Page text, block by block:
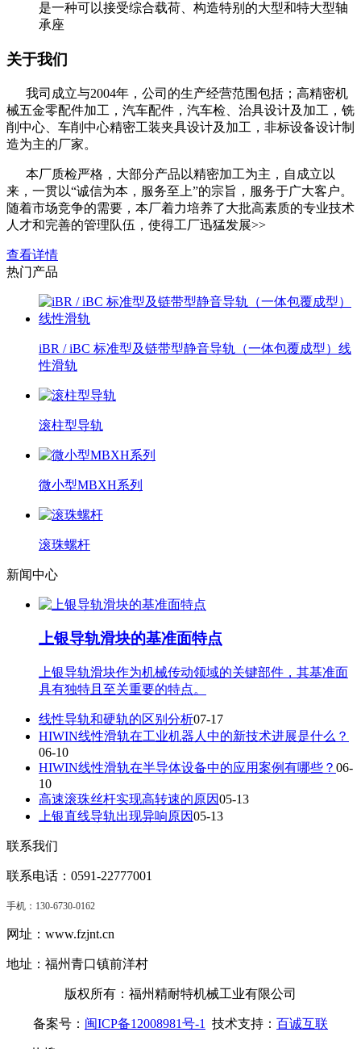
是一种可以接受综合载荷、构造特别的大型和特大型轴
承座
关于我们
我司成立与2004年，公司的生产经营范围包括；高精密机
械五金零配件加工，汽车配件，汽车检、治具设计及加工，铣
削中心、车削中心精密工装夹具设计及加工，非标设备设计制
造为主的厂家。
本厂质检严格，大部分产品以精密加工为主，自成立以
来，一贯以“诚信为本，服务至上”的宗旨，服务于广大客户。
随着市场竞争的需要，本厂着力培养了大批高素质的专业技术
人才和完善的管理队伍，使得工厂迅猛发展>>
查看详情
热门产品
iBR / iBC 标准型及链带型静音导轨（一体包覆成型）线
性滑轨
滚柱型导轨
微小型MBXH系列
滚珠螺杆
新闻中心
上银导轨滑块的基准面特点
上银导轨滑块作为机械传动领域的关键部件，其基准面
具有独特且至关重要的特点。
线性导轨和硬轨的区别分析07-17
HIWIN线性滑轨在工业机器人中的新技术进展是什么？
06-10
HIWIN线性滑轨在半导体设备中的应用案例有哪些？ 06-
10
高速滚珠丝杆实现高转速的原因05-13
上银直线导轨出现异响原因05-13
联系我们
联系电话：0591-22777001
手机： 130-6730-0162
网址：www.fzjnt.cn
地址：福州青口镇前洋村
版权所有：福州精耐特机械工业有限公司
备案号： 闽ICP备12008981号-1 技术支持： 百诚互联